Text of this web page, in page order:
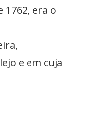
1762, era o
e em cuja